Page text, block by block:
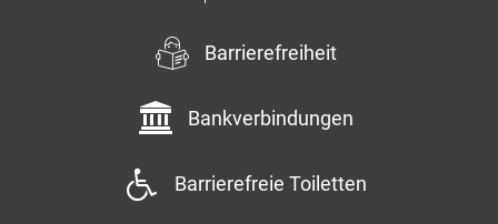
Barrierefreiheit
Bankverbindungen
Barrierefreie Toiletten